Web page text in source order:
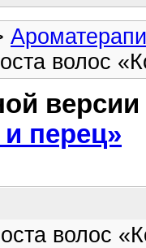
волос
перец»
волос